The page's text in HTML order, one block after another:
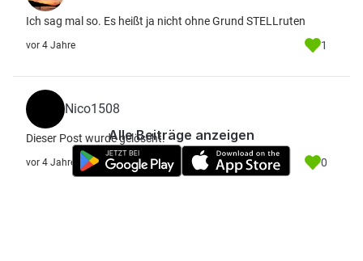
Ich sag mal so. Es heißt ja nicht ohne Grund STELLruten
vor 4 Jahre 1
Nico1508
Dieser Post wurde gelöscht.
vor 4 Jahre 0
Alle Beiträge anzeigen